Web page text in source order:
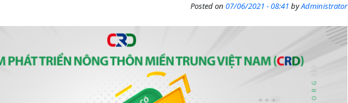
Posted on 07/06/2021 - 08:41 byAdministrator